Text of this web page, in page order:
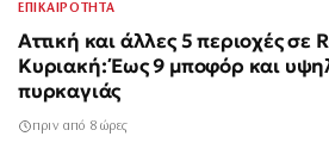
ΕΠΙΚΑΙΡΟΤΗΤΑ
Αττική και άλλες 5 περιοχές σε
Κυριακή: Έως 9 μποφόρ και
πυρκαγιάς
πριν από 8 ώρες